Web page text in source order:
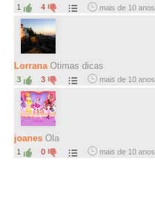
1 4 mais de 10 anos
Lorrana Otimas dicas
3 3 mais de 10 anos
joanes Ola
1 0 mais de 10 anos